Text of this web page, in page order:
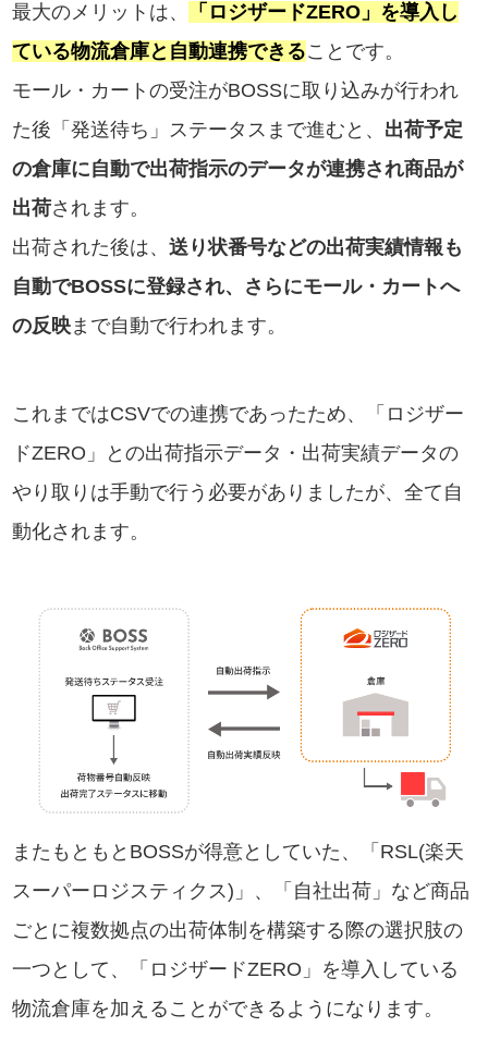
最大のメリットは、
「ロジザードZERO」を導入し
ている物流倉庫と自動連携できることです。
モール・カートの受注がBOSSに取り込みが行われ
た後「発送待ち」ステータスまで進むと、 出荷予定
の倉庫に自動で出荷指示のデータが連携され商品が
出荷されます。
出荷された後は、送り状番号などの出荷実績情報も
自動でBOSSに登録され、さらにモール・カートへ
の反映まで自動で行われます。
これまではCSVでの連携であったため、「ロジザー
ドZERO」との出荷指示データ・出荷実績データの
やり取りは手動で行う必要がありましたが、全て自
動化されます。
またもともとBOSSが得意としていた、「RSL(楽天
スーパーロジスティクス)」、「自社出荷」など商品
ごとに複数拠点の出荷体制を構築する際の選択肢の
一つとして、「ロジザードZERO」を導入している
物流倉庫を加えることができるようになります。